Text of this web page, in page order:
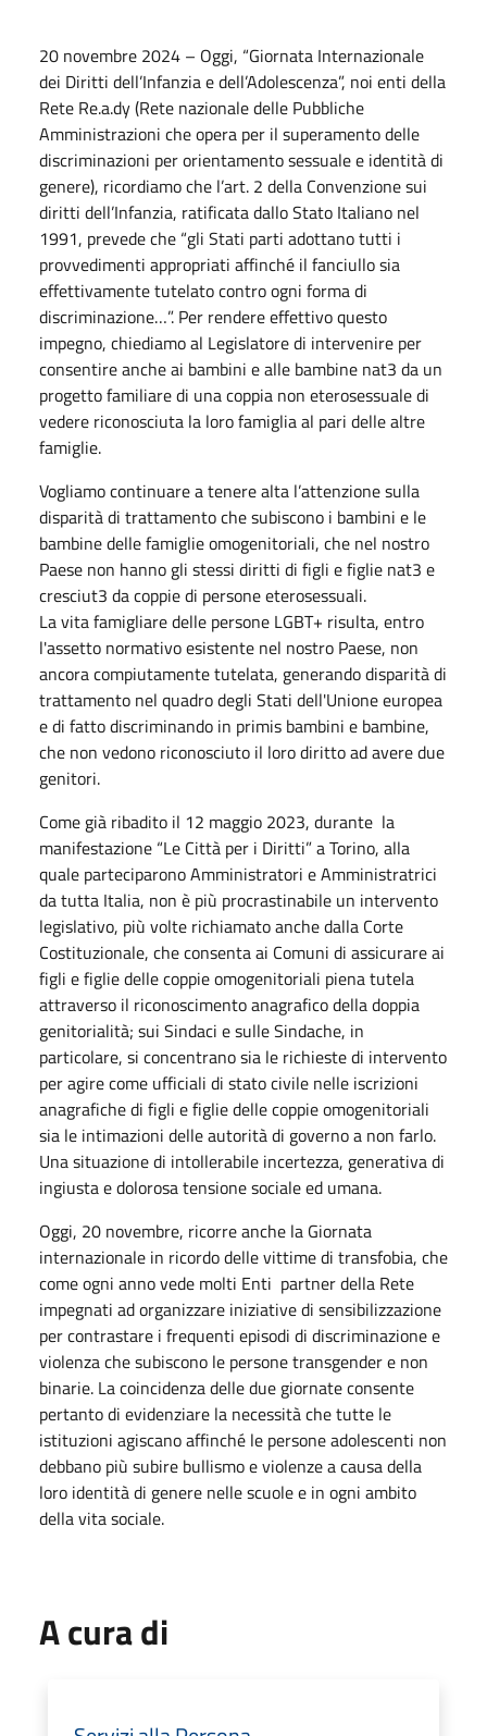
20 novembre 2024 – Oggi, “Giornata Internazionale
dei Diritti dell’Infanzia e dell’Adolescenza”, noi enti della
Rete Re.a.dy (Rete nazionale delle Pubbliche
Amministrazioni che opera per il superamento delle
discriminazioni per orientamento sessuale e identità di
genere), ricordiamo che l’art. 2 della Convenzione sui
diritti dell’Infanzia, ratificata dallo Stato Italiano nel
1991, prevede che “gli Stati parti adottano tutti i
provvedimenti appropriati affinché il fanciullo sia
effettivamente tutelato contro ogni forma di
discriminazione…”. Per rendere effettivo questo
impegno, chiediamo al Legislatore di intervenire per
consentire anche ai bambini e alle bambine nat3 da un
progetto familiare di una coppia non eterosessuale di
vedere riconosciuta la loro famiglia al pari delle altre
famiglie.
Vogliamo continuare a tenere alta l’attenzione sulla
disparità di trattamento che subiscono i bambini e le
bambine delle famiglie omogenitoriali, che nel nostro
Paese non hanno gli stessi diritti di figli e figlie nat3 e
cresciut3 da coppie di persone eterosessuali.
La vita famigliare delle persone LGBT+ risulta, entro
l'assetto normativo esistente nel nostro Paese, non
ancora compiutamente tutelata, generando disparità di
trattamento nel quadro degli Stati dell'Unione europea
e di fatto discriminando in primis bambini e bambine,
che non vedono riconosciuto il loro diritto ad avere due
genitori.
Come già ribadito il 12 maggio 2023, durante la
manifestazione “Le Città per i Diritti” a Torino, alla
quale parteciparono Amministratori e Amministratrici
da tutta Italia, non è più procrastinabile un intervento
legislativo, più volte richiamato anche dalla Corte
Costituzionale, che consenta ai Comuni di assicurare ai
figli e figlie delle coppie omogenitoriali piena tutela
attraverso il riconoscimento anagrafico della doppia
genitorialità; sui Sindaci e sulle Sindache, in
particolare, si concentrano sia le richieste di intervento
per agire come ufficiali di stato civile nelle iscrizioni
anagrafiche di figli e figlie delle coppie omogenitoriali
sia le intimazioni delle autorità di governo a non farlo.
Una situazione di intollerabile incertezza, generativa di
ingiusta e dolorosa tensione sociale ed umana.
Oggi, 20 novembre, ricorre anche la Giornata
internazionale in ricordo delle vittime di transfobia, che
come ogni anno vede molti Enti partner della Rete
impegnati ad organizzare iniziative di sensibilizzazione
per contrastare i frequenti episodi di discriminazione e
violenza che subiscono le persone transgender e non
binarie. La coincidenza delle due giornate consente
pertanto di evidenziare la necessità che tutte le
istituzioni agiscano affinché le persone adolescenti non
debbano più subire bullismo e violenze a causa della
loro identità di genere nelle scuole e in ogni ambito
della vita sociale.
A cura di